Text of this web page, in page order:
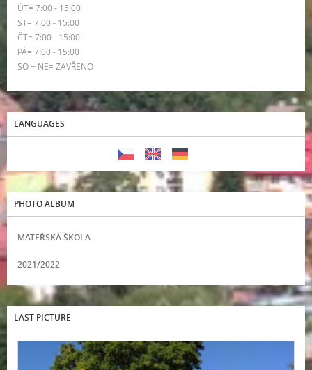
ÚT= 7:00 - 15:00
ST= 7:00 - 15:00
ČT= 7:00 - 15:00
PÁ= 7:00 - 15:00
SO + NE= ZAVŘENO
LANGUAGES
PHOTO ALBUM
MATEŘSKÁ ŠKOLA
2021/2022
LAST PICTURE